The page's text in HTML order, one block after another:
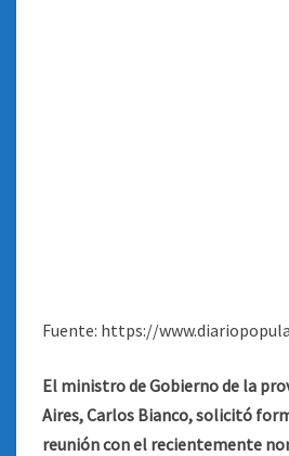
Fuente: https://
El ministro de Gobierno de la
Aires, Carlos Bianco, solicitó
reunión con el recientemente